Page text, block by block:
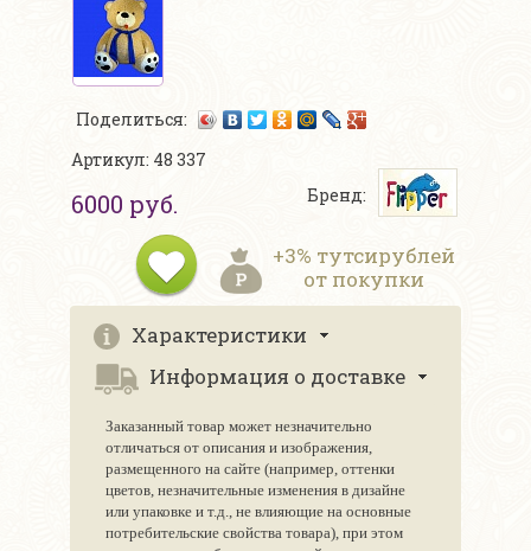
Поделиться:
Артикул: 48 337
6000 руб. Бренд:
+3% тутсирублей
от покупки
Характеристики
Информация о доставке
Заказанный товар может незначительно
отличаться от описания и изображения,
размещенного на сайте (например, оттенки
цветов, незначительные изменения в дизайне
или упаковке и т.д., не влияющие на основные
потребительские свойства товара), при этом